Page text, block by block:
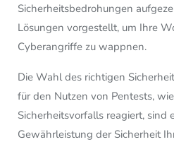
Sicherheitsbedrohungen
Lösungen vorgestellt, um Ihre
Cyberangriffe zu wappnen.
Die Wahl des richtigen
für den Nutzen von Pentests,
Sicherheitsvorfalls reagiert, sind
Gewährleistung der Sicherheit